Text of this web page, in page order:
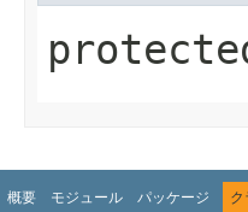
概要 モジュール パッケージ ク